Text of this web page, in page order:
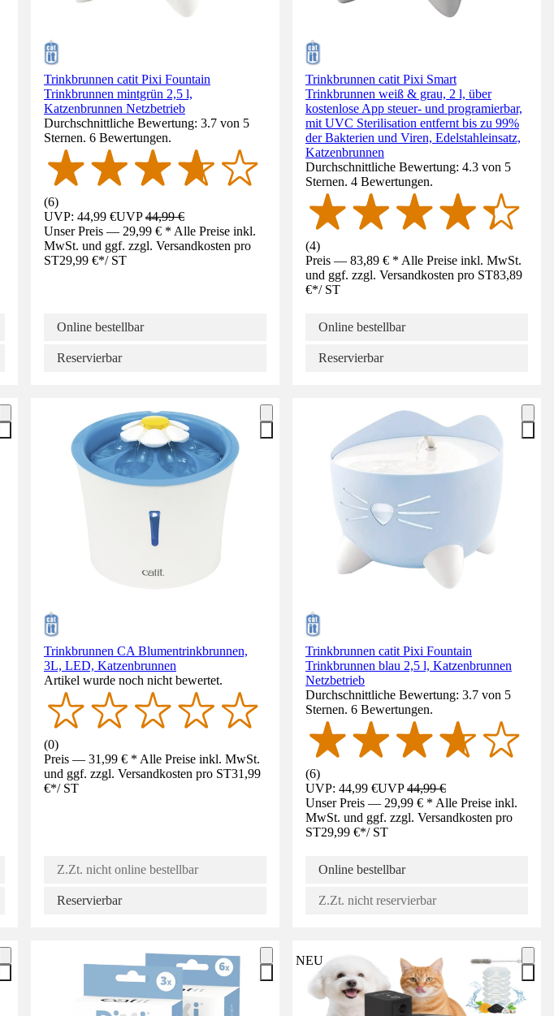
Trinkbrunnen catit Pixi Fountain
Trinkbrunnen mintgrün 2,5 l,
Katzenbrunnen Netzbetrieb
Durchschnittliche Bewertung: 3.7 von 5
Sternen. 6 Bewertungen.
(6)
UVP: 44,99 €UVP44,99 €
Unser Preis — 29,99 € * Alle Preise inkl.
MwSt. und ggf. zzgl. Versandkosten pro
ST29,99 €*/ ST
Online bestellbar
Reservierbar
Trinkbrunnen catit Pixi Smart
Trinkbrunnen weiß & grau, 2 l, über
kostenlose App steuer- und programierbar,
mit UVC Sterilisation entfernt bis zu 99%
der Bakterien und Viren, Edelstahleinsatz,
Katzenbrunnen
Durchschnittliche Bewertung: 4.3 von 5
Sternen. 4 Bewertungen.
(4)
Preis — 83,89 € * Alle Preise inkl. MwSt.
und ggf. zzgl. Versandkosten pro ST83,89
€*/ ST
Online bestellbar
Reservierbar
Trinkbrunnen CA Blumentrinkbrunnen,
3L, LED, Katzenbrunnen
Artikel wurde noch nicht bewertet.
(0)
Preis — 31,99 € * Alle Preise inkl. MwSt.
und ggf. zzgl. Versandkosten pro ST31,99
€*/ ST
Z.Zt. nicht online bestellbar
Reservierbar
Trinkbrunnen catit Pixi Fountain
Trinkbrunnen blau 2,5 l, Katzenbrunnen
Netzbetrieb
Durchschnittliche Bewertung: 3.7 von 5
Sternen. 6 Bewertungen.
(6)
UVP: 44,99 €UVP44,99 €
Unser Preis — 29,99 € * Alle Preise inkl.
MwSt. und ggf. zzgl. Versandkosten pro
ST29,99 €*/ ST
Online bestellbar
Z.Zt. nicht reservierbar
NEU